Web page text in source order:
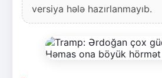
versiya hələ hazırlanmayıb.